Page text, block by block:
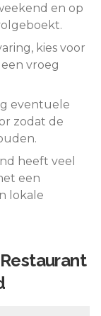
en op
kies voor
vroeg
eventuele
zodat de
heeft veel
een
lokale
Restaurant